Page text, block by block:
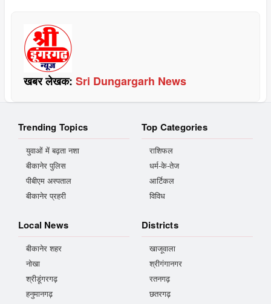
खबर लेखक: Sri Dungargarh News
Trending Topics
युवाओं में बढ़ता नशा
बीकानेर पुलिस
पीबीएम अस्पताल
बीकानेर प्रहरी
Top Categories
राशिफल
धर्म-के-तेज
आर्टिकल
विविध
Local News
बीकानेर शहर
नोखा
श्रीडूंगरगढ़
हनुमानगढ़
Districts
खाजूवाला
श्रीगंगानगर
रतनगढ़
छतरगढ़